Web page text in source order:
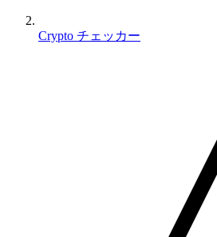
Crypto チェッカー